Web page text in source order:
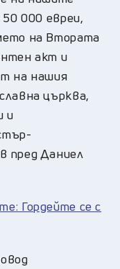
000 евреи,
на Втората
акт и
на нашия
църква,
и
пред Даниел
Гордейте се с